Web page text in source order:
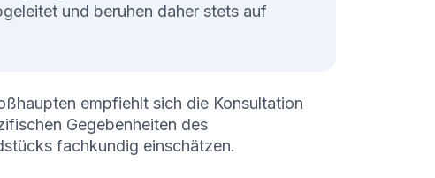
und beruhen daher stets auf
empfiehlt sich die Konsultation
Gegebenheiten des
fachkundig einschätzen.